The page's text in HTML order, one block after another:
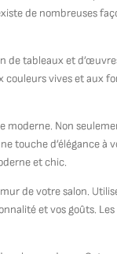
de nombreuses
de tableaux et
vives et aux
moderne. Non
touche d’élégance à
et chic.
de votre salon.
et vos goûts.